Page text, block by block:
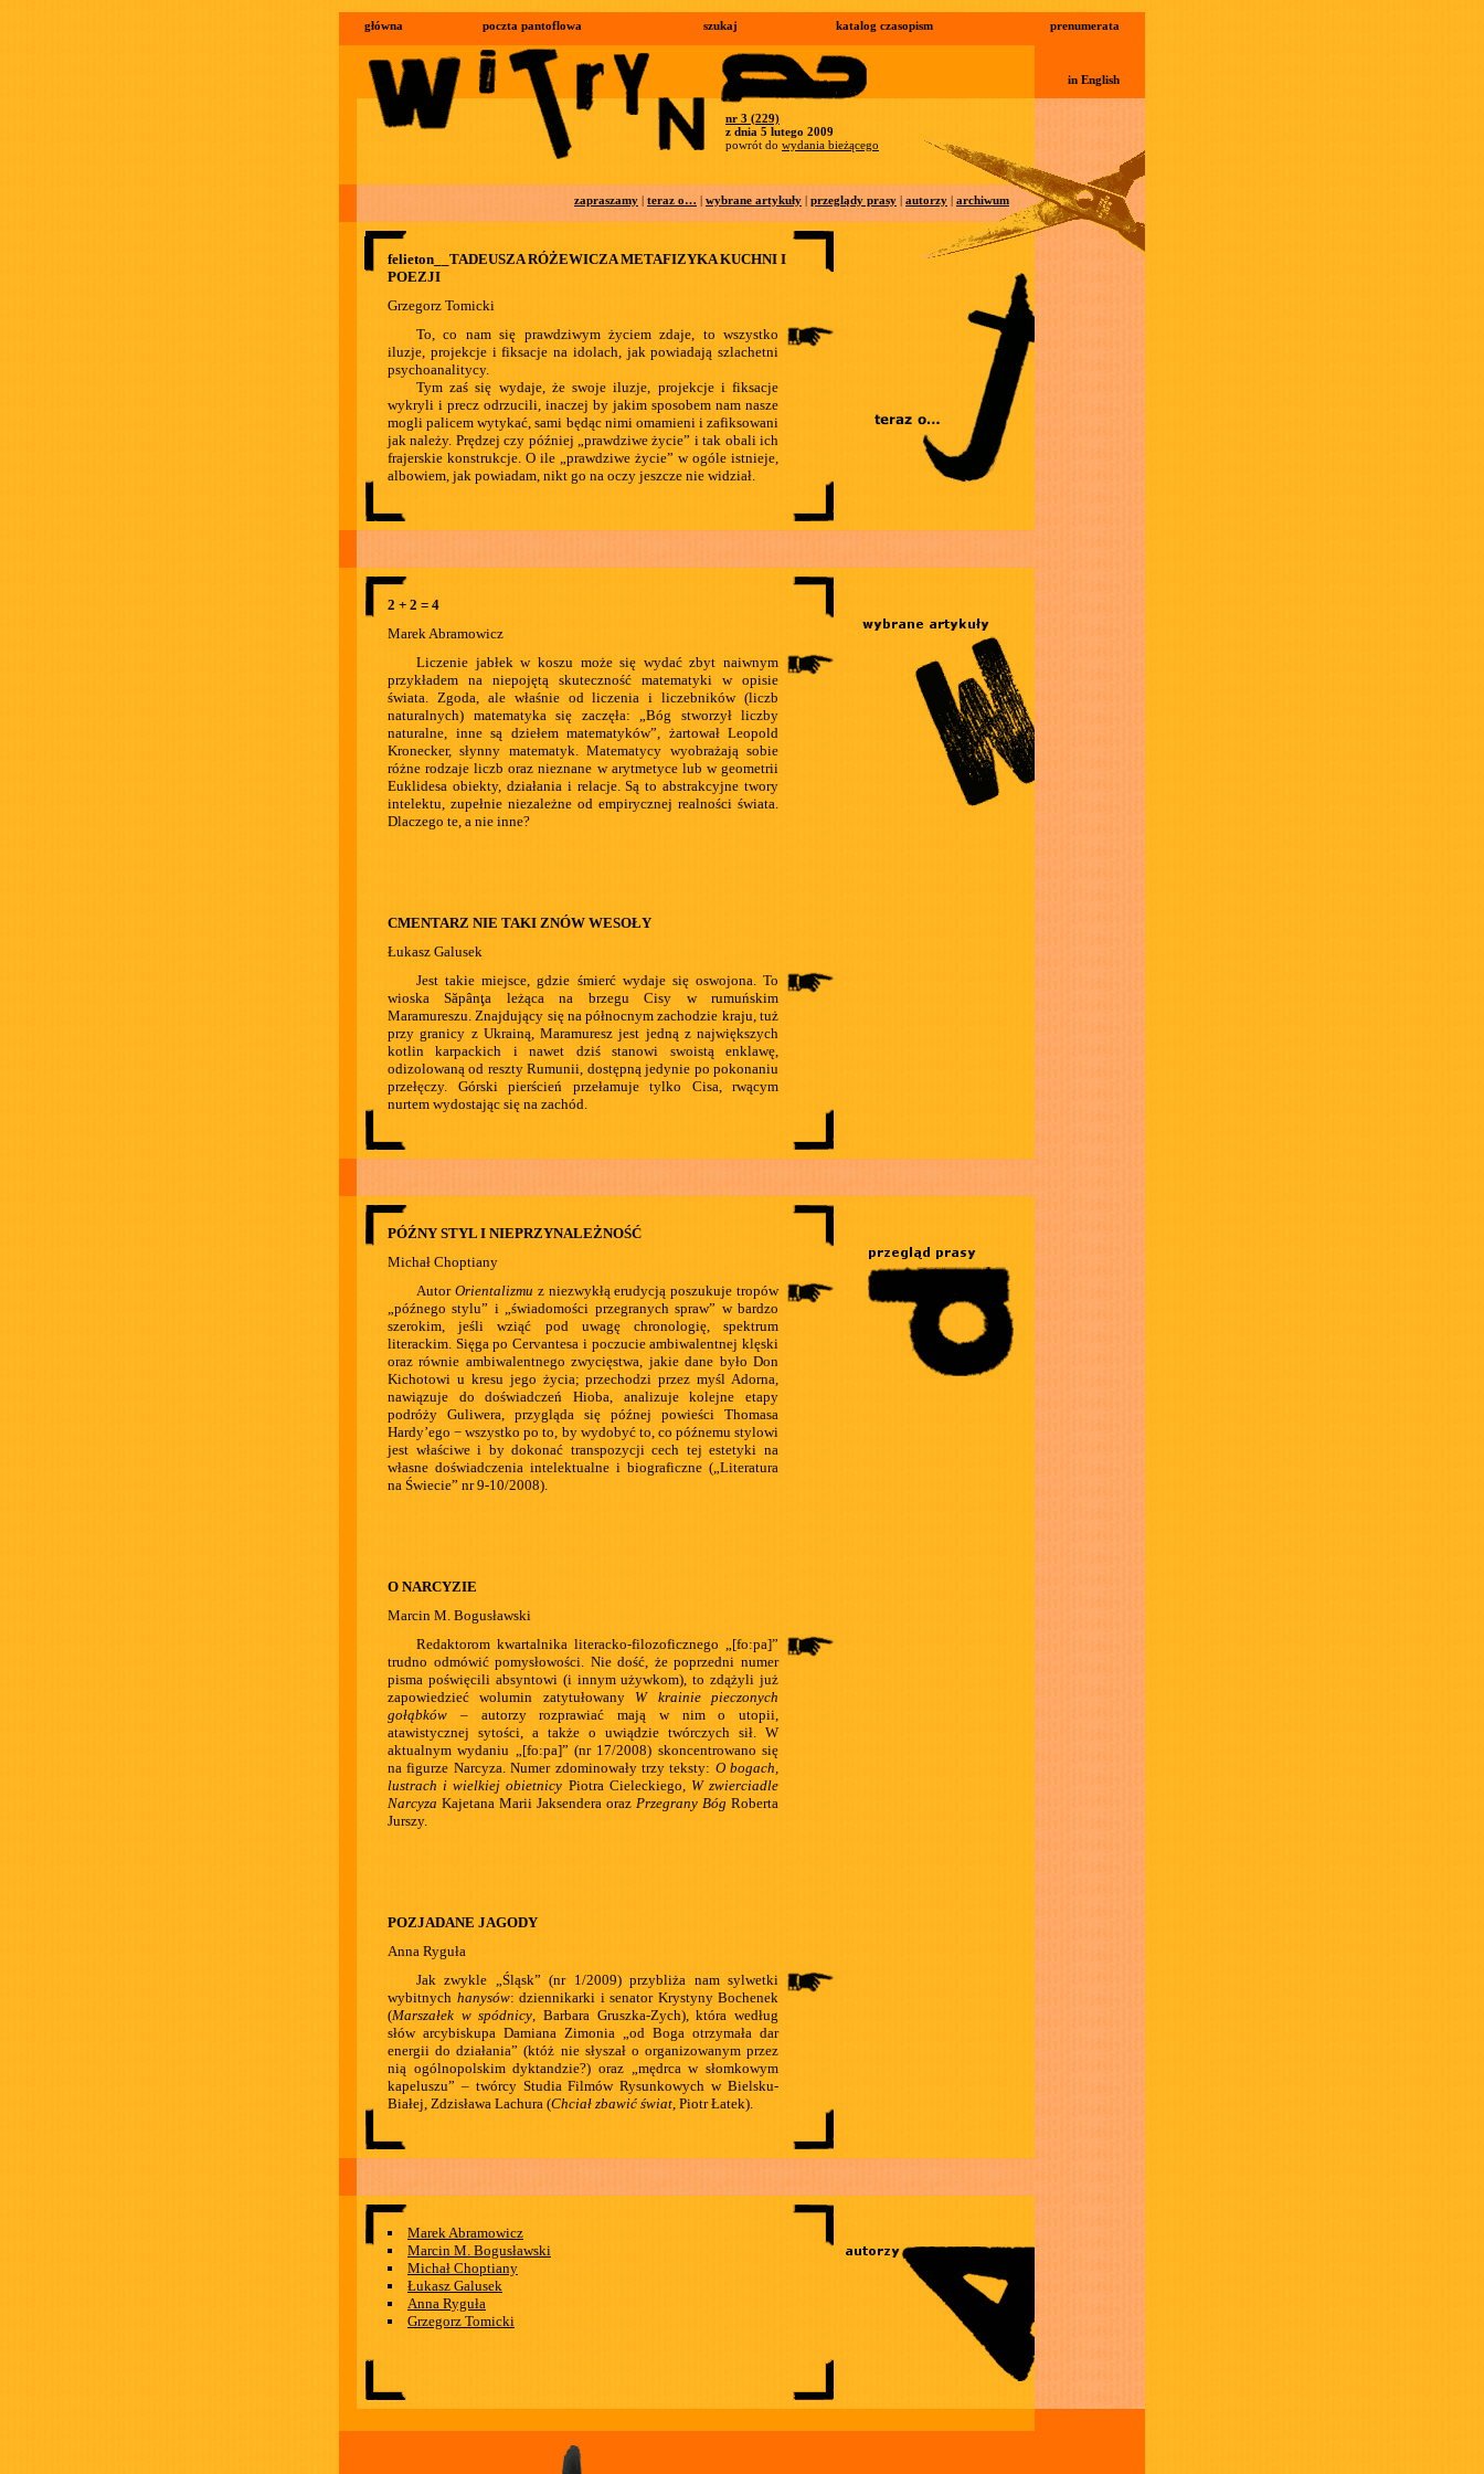
główna poczta pantoflowa szukaj katalog czasopism prenumerata
in English
nr 3 (229)
z dnia 5 lutego 2009
powrót do wydania bieżącego
zapraszamy | teraz o… | wybrane artykuły | przeglądy prasy | autorzy | archiwum
felieton__TADEUSZA RÓŻEWICZA METAFIZYKA KUCHNI I
POEZJI
Grzegorz Tomicki
To, co nam się prawdziwym życiem zdaje, to wszystko
iluzje, projekcje i fiksacje na idolach, jak powiadają szlachetni
psychoanalitycy.
Tym zaś się wydaje, że swoje iluzje, projekcje i fiksacje
wykryli i precz odrzucili, inaczej by jakim sposobem nam nasze
mogli palicem wytykać, sami będąc nimi omamieni i zafiksowani
jak należy. Prędzej czy później „prawdziwe życie” i tak obali ich
frajerskie konstrukcje. O ile „prawdziwe życie” w ogóle istnieje,
albowiem, jak powiadam, nikt go na oczy jeszcze nie widział.
2 + 2 = 4
Marek Abramowicz
Liczenie jabłek w koszu może się wydać zbyt naiwnym
przykładem na niepojętą skuteczność matematyki w opisie
świata. Zgoda, ale właśnie od liczenia i liczebników (liczb
naturalnych) matematyka się zaczęła: „Bóg stworzył liczby
naturalne, inne są dziełem matematyków”, żartował Leopold
Kronecker, słynny matematyk. Matematycy wyobrażają sobie
różne rodzaje liczb oraz nieznane w arytmetyce lub w geometrii
Euklidesa obiekty, działania i relacje. Są to abstrakcyjne twory
intelektu, zupełnie niezależne od empirycznej realności świata.
Dlaczego te, a nie inne?
CMENTARZ NIE TAKI ZNÓW WESOŁY
Łukasz Galusek
Jest takie miejsce, gdzie śmierć wydaje się oswojona. To
wioska Săpânţa leżąca na brzegu Cisy w rumuńskim
Maramureszu. Znajdujący się na północnym zachodzie kraju, tuż
przy granicy z Ukrainą, Maramuresz jest jedną z największych
kotlin karpackich i nawet dziś stanowi swoistą enklawę,
odizolowaną od reszty Rumunii, dostępną jedynie po pokonaniu
przełęczy. Górski pierścień przełamuje tylko Cisa, rwącym
nurtem wydostając się na zachód.
PÓŹNY STYL I NIEPRZYNALEŻNOŚĆ
Michał Choptiany
Autor Orientalizmu z niezwykłą erudycją poszukuje tropów
„późnego stylu” i „świadomości przegranych spraw” w bardzo
szerokim, jeśli wziąć pod uwagę chronologię, spektrum
literackim. Sięga po Cervantesa i poczucie ambiwalentnej klęski
oraz równie ambiwalentnego zwycięstwa, jakie dane było Don
Kichotowi u kresu jego życia; przechodzi przez myśl Adorna,
nawiązuje do doświadczeń Hioba, analizuje kolejne etapy
podróży Guliwera, przygląda się późnej powieści Thomasa
Hardy’ego − wszystko po to, by wydobyć to, co późnemu stylowi
jest właściwe i by dokonać transpozycji cech tej estetyki na
własne doświadczenia intelektualne i biograficzne („Literatura
na Świecie” nr 9-10/2008).
O NARCYZIE
Marcin M. Bogusławski
Redaktorom kwartalnika literacko-filozoficznego „[fo:pa]”
trudno odmówić pomysłowości. Nie dość, że poprzedni numer
pisma poświęcili absyntowi (i innym używkom), to zdążyli już
zapowiedzieć wolumin zatytułowany W krainie pieczonych
gołąbków – autorzy rozprawiać mają w nim o utopii,
atawistycznej sytości, a także o uwiądzie twórczych sił. W
aktualnym wydaniu „[fo:pa]” (nr 17/2008) skoncentrowano się
na figurze Narcyza. Numer zdominowały trzy teksty: O bogach,
lustrach i wielkiej obietnicy Piotra Cieleckiego, W zwierciadle
Narcyza Kajetana Marii Jaksendera oraz Przegrany Bóg Roberta
Jurszy.
POZJADANE JAGODY
Anna Ryguła
Jak zwykle „Śląsk” (nr 1/2009) przybliża nam sylwetki
wybitnych hanysów: dziennikarki i senator Krystyny Bochenek
(Marszałek w spódnicy, Barbara Gruszka-Zych), która według
słów arcybiskupa Damiana Zimonia „od Boga otrzymała dar
energii do działania” (któż nie słyszał o organizowanym przez
nią ogólnopolskim dyktandzie?) oraz „mędrca w słomkowym
kapeluszu” – twórcy Studia Filmów Rysunkowych w Bielsku-
Białej, Zdzisława Lachura (Chciał zbawić świat, Piotr Łatek).
Marek Abramowicz
Marcin M. Bogusławski
Michał Choptiany
Łukasz Galusek
Anna Ryguła
Grzegorz Tomicki